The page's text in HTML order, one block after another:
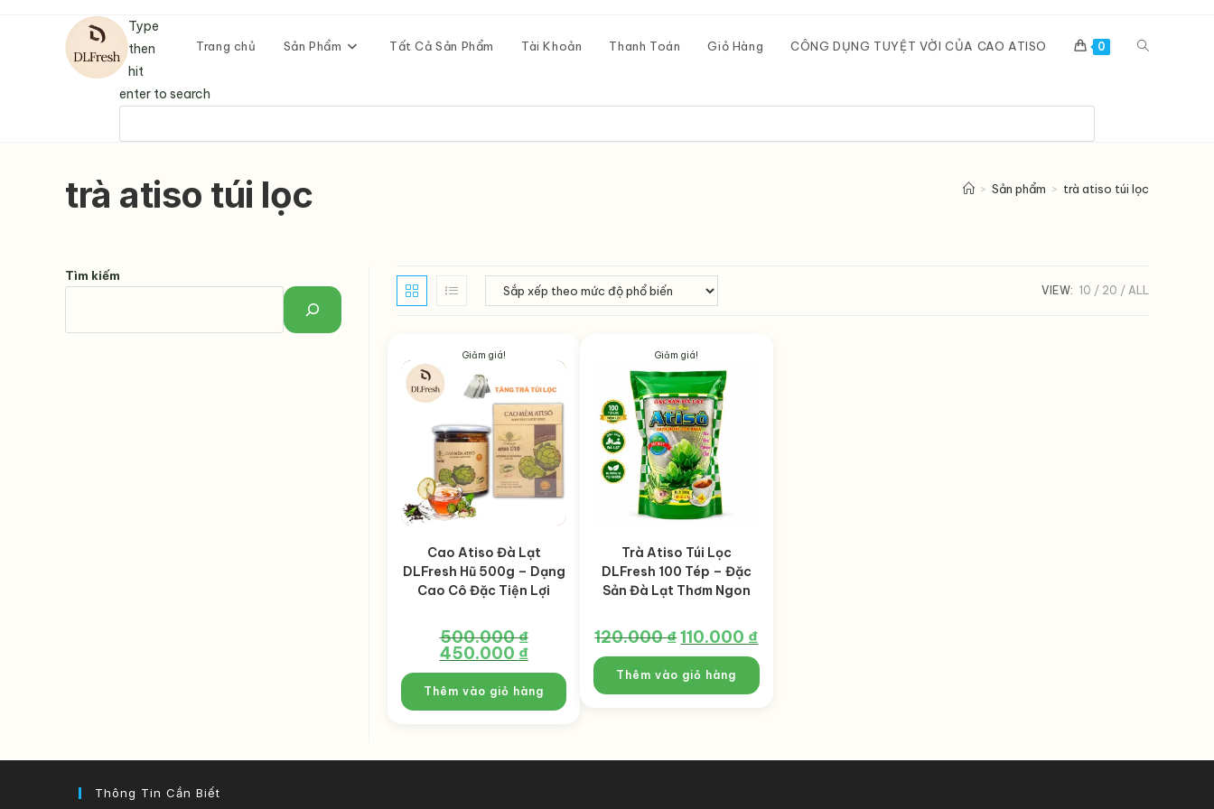
Trang chủ Sản Phẩm Tất Cả Sản Phẩm Tài Khoản Thanh Toán Giỏ Hàng CÔNG DỤNG TUYỆT VỜI CỦA CAO ATISO 0 Toggle
Type
then
hit
enter to search
trà atiso túi lọc > Sản phẩm > trà atiso túi lọc
VIEW: 10 20 ALL
Giảm giá!
Cao Atiso Đà Lạt
DLFresh Hũ 500g – Dạng
Cao Cô Đặc Tiện Lợi
500.000₫
Giá
gốc
là:
500.000 ₫.
450.000 ₫Giá
hiện
tại
là:
450.000 ₫.
Thêm vào giỏ hàng
Giảm giá!
Trà Atiso Túi Lọc
DLFresh 100 Tép – Đặc
Sản Đà Lạt Thơm Ngon
120.000₫ Giá
gốc
là:
120.000 ₫.
110.000 ₫Giá
hiện
tại
là:
110.000 ₫.
Thêm vào giỏ hàng
Tìm kiếm
Thông Tin Cần Biết